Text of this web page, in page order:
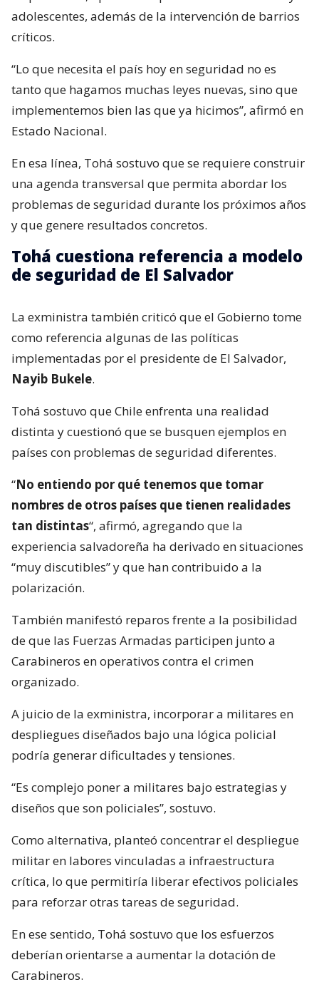
adolescentes, además de la intervención de barrios
críticos.
“Lo que necesita el país hoy en seguridad no es
tanto que hagamos muchas leyes nuevas, sino que
implementemos bien las que ya hicimos”, afirmó en
Estado Nacional.
En esa línea, Tohá sostuvo que se requiere construir
una agenda transversal que permita abordar los
problemas de seguridad durante los próximos años
y que genere resultados concretos.
Tohá cuestiona referencia a modelo
de seguridad de El Salvador
La exministra también criticó que el Gobierno tome
como referencia algunas de las políticas
implementadas por el presidente de El Salvador,
Nayib Bukele.
Tohá sostuvo que Chile enfrenta una realidad
distinta y cuestionó que se busquen ejemplos en
países con problemas de seguridad diferentes.
“No entiendo por qué tenemos que tomar
nombres de otros países que tienen realidades
tan distintas“, afirmó, agregando que la
experiencia salvadoreña ha derivado en situaciones
“muy discutibles” y que han contribuido a la
polarización.
También manifestó reparos frente a la posibilidad
de que las Fuerzas Armadas participen junto a
Carabineros en operativos contra el crimen
organizado.
A juicio de la exministra, incorporar a militares en
despliegues diseñados bajo una lógica policial
podría generar dificultades y tensiones.
“Es complejo poner a militares bajo estrategias y
diseños que son policiales”, sostuvo.
Como alternativa, planteó concentrar el despliegue
militar en labores vinculadas a infraestructura
crítica, lo que permitiría liberar efectivos policiales
para reforzar otras tareas de seguridad.
En ese sentido, Tohá sostuvo que los esfuerzos
deberían orientarse a aumentar la dotación de
Carabineros.